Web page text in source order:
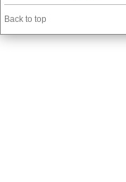
Back to top